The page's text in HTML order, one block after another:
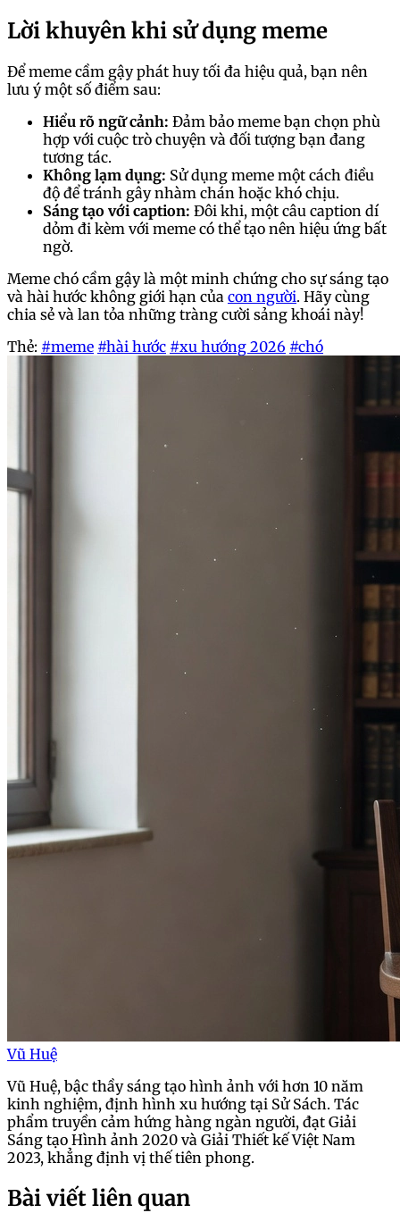
Lời khuyên khi sử dụng meme
Để meme cầm gậy phát huy tối đa hiệu quả, bạn nên
lưu ý một số điểm sau:
Hiểu rõ ngữ cảnh: Đảm bảo meme bạn chọn phù
hợp với cuộc trò chuyện và đối tượng bạn đang
tương tác.
Không lạm dụng: Sử dụng meme một cách điều
độ để tránh gây nhàm chán hoặc khó chịu.
Sáng tạo với caption: Đôi khi, một câu caption dí
dỏm đi kèm với meme có thể tạo nên hiệu ứng bất
ngờ.
Meme chó cầm gậy là một minh chứng cho sự sáng tạo
và hài hước không giới hạn của con người. Hãy cùng
chia sẻ và lan tỏa những tràng cười sảng khoái này!
Thẻ: #meme #hài hước #xu hướng 2026 #chó
Vũ Huệ
Vũ Huệ, bậc thầy sáng tạo hình ảnh với hơn 10 năm
kinh nghiệm, định hình xu hướng tại Sử Sách. Tác
phẩm truyền cảm hứng hàng ngàn người, đạt Giải
Sáng tạo Hình ảnh 2020 và Giải Thiết kế Việt Nam
2023, khẳng định vị thế tiên phong.
Bài viết liên quan